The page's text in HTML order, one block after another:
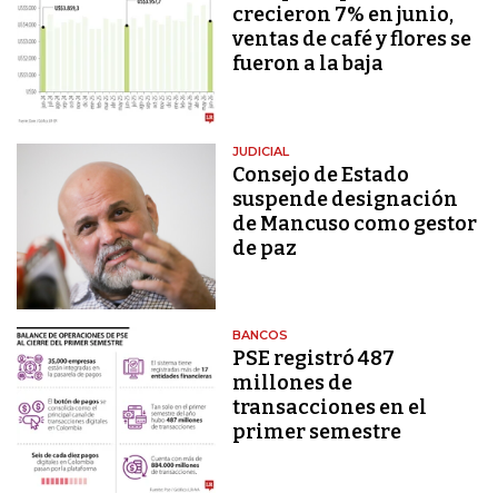
crecieron 7% en junio,
ventas de café y flores se
fueron a la baja
JUDICIAL
Consejo de Estado
suspende designación
de Mancuso como gestor
de paz
BANCOS
PSE registró 487
millones de
transacciones en el
primer semestre